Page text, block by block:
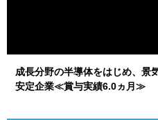
成長分野の半導体をはじめ、景
安定企業≪賞与実績6.0ヵ月≫